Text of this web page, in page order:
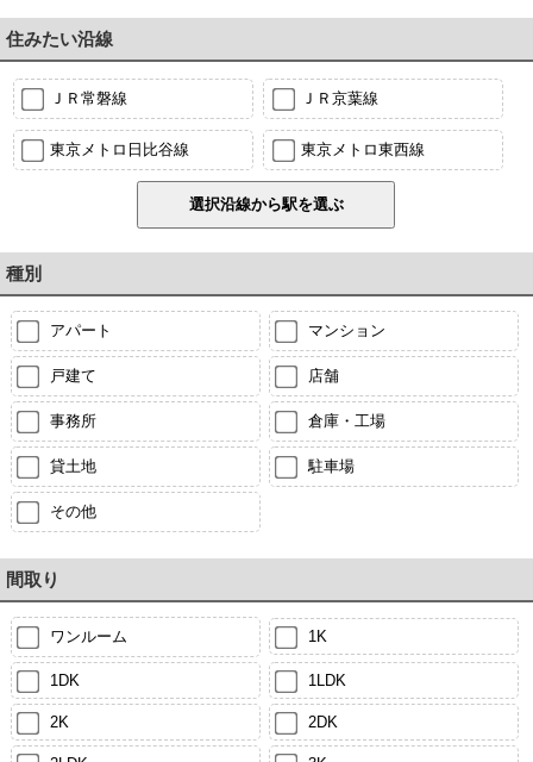
住みたい沿線
ＪＲ常磐線 ＪＲ京葉線
東京メトロ日比谷線 東京メトロ東西線
種別
アパート マンション
戸建て 店舗
事務所 倉庫・工場
貸土地 駐車場
その他
間取り
ワンルーム 1K
1DK 1LDK
2K 2DK